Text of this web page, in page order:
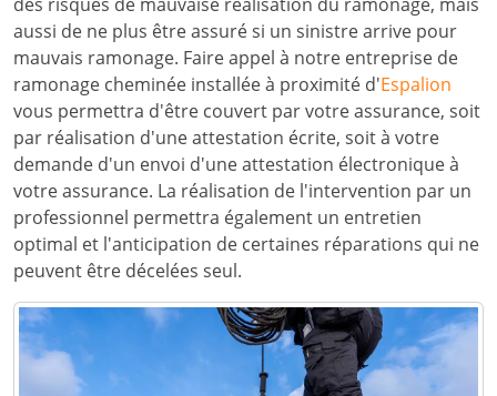
aussi de ne plus être assuré si un sinistre arrive pour
mauvais ramonage. Faire appel à notre entreprise de
ramonage cheminée installée à proximité d'Espalion
vous permettra d'être couvert par votre assurance, soit
par réalisation d'une attestation écrite, soit à votre
demande d'un envoi d'une attestation électronique à
votre assurance. La réalisation de l'intervention par un
professionnel permettra également un entretien
optimal et l'anticipation de certaines réparations qui ne
peuvent être décelées seul.